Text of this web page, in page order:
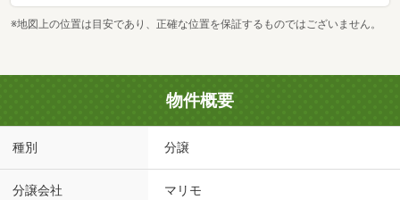
※地図上の位置は目安であり、正確な位置を保証するものではございません。
物件概要
種別 分譲
分譲会社 マリモ